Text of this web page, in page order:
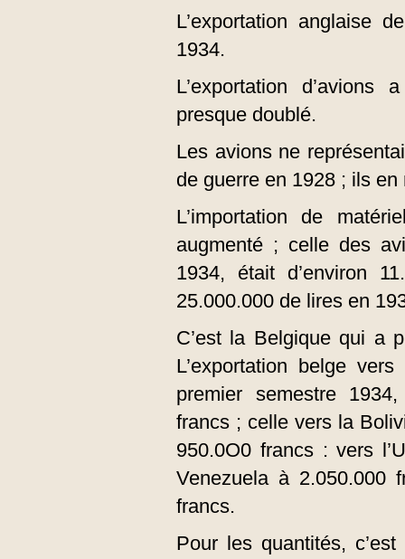
L’exportation anglaise
1934.
L’exportation
presque doublé.
Les avions ne
de guerre en 1928 ; ils
L’importation de
augmenté ; celle des
1934, était d’environ
25.000.000 de lires en
C’est la Belgique qui a
L’exportation belge
premier semestre
francs ; celle vers la
950.0O0 francs : vers
Venezuela à 2.050.000
francs.
Pour les quantités,